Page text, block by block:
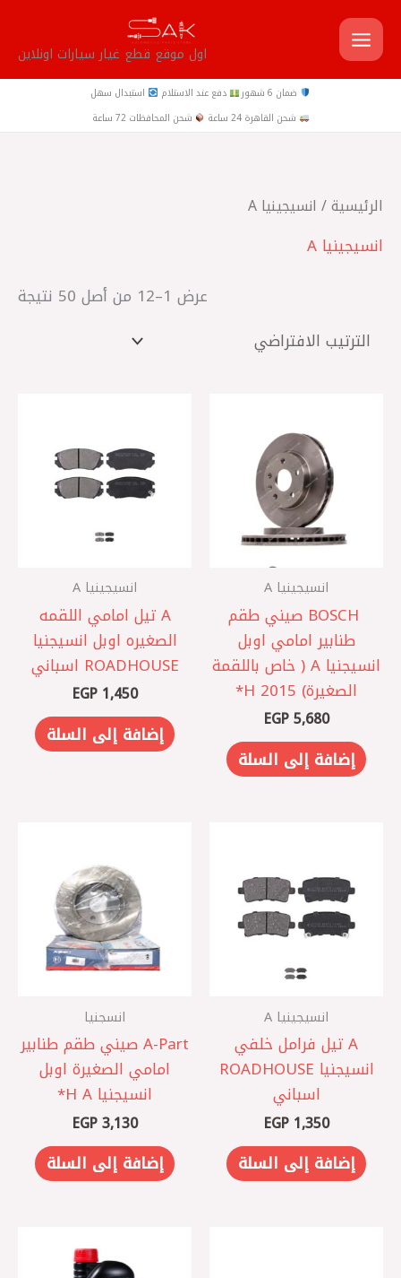
تخطي
إلى
المحتوى
اول موقع قطع غيار سيارات اونلاين
ضمان 6 شهور دفع عند الاستلام
استبدال سهل
شحن القاهرة 24 ساعة
شحن المحافظات 72 ساعة
الرئيسية/ انسيجينيا A
انسيجينيا A
عرض 1–12 من أصل 50 نتيجة
انسيجينيا A
‏ BOSCH صيني طقم
طنابير امامي اوبل
انسيجنيا A ( خاص باللقمة
الصغيرة) 2015 ‏H*
EGP5,680
إضافة إلى السلة
انسيجينيا A
A تيل امامي اللقمه
الصغيره اوبل انسيجنيا
ROADHOUSE اسباني
EGP1,450
إضافة إلى السلة
انسيجينيا A
A تيل فرامل خلفي
انسيجنيا ROADHOUSE
اسباني
EGP1,350
إضافة إلى السلة
انسجنيا
‏A-Part صيني طقم طنابير
امامي الصغيرة اوبل
انسيجنيا A ‏H*
EGP3,130
إضافة إلى السلة